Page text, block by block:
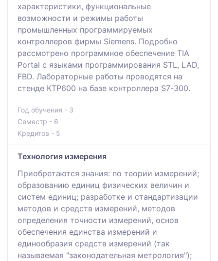
характеристики, функциональные
возможности и режимы работы
промышленных программируемых
контроллеров фирмы Siemens. Подробно
рассмотрено программное обеспечение TIA
Portal с языками программирования STL, LAD,
FBD. Лабораторные работы проводятся на
стенде КТР600 на базе контроллера S7-300.
Год обучения - 3
Семестр - 6
Кредитов - 5
Технология измерения
Приобретаются знания: по теории измерений;
образованию единиц физических величин и
систем единиц; разработке и стандартизации
методов и средств измерений, методов
определения точности измерений, основ
обеспечения единства измерений и
единообразия средств измерений (так
называемая "законодательная метрология");